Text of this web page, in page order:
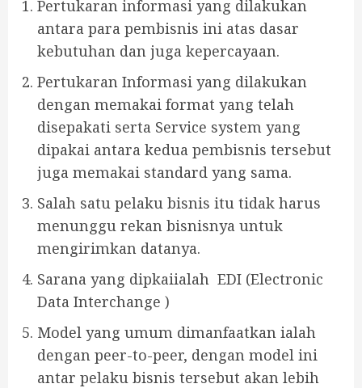
Pertukaran informasi yang dilakukan
antara para pembisnis ini atas dasar
kebutuhan dan juga kepercayaan.
Pertukaran Informasi yang dilakukan
dengan memakai format yang telah
disepakati serta Service system yang
dipakai antara kedua pembisnis tersebut
juga memakai standard yang sama.
Salah satu pelaku bisnis itu tidak harus
menunggu rekan bisnisnya untuk
mengirimkan datanya.
Sarana yang dipkaiialah EDI (Electronic
Data Interchange )
Model yang umum dimanfaatkan ialah
dengan peer-to-peer, dengan model ini
antar pelaku bisnis tersebut akan lebih